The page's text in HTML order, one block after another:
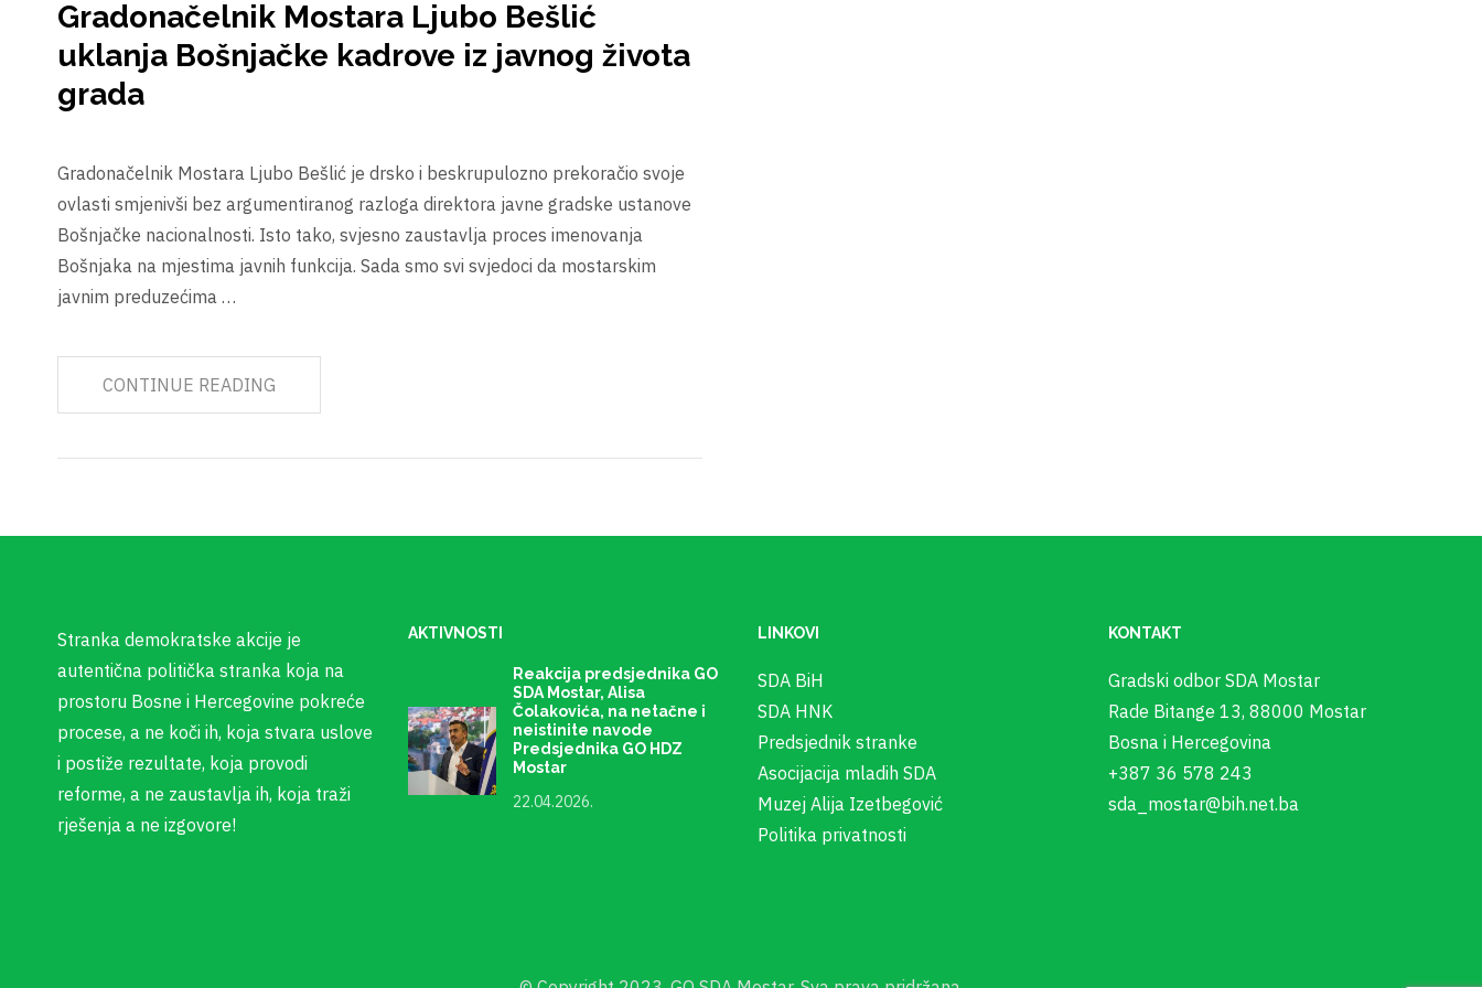
Gradonačelnik Mostara Ljubo Bešlić
uklanja Bošnjačke kadrove iz javnog života
grada
Gradonačelnik Mostara Ljubo Bešlić je drsko i beskrupulozno prekoračio svoje
ovlasti smjenivši bez argumentiranog razloga direktora javne gradske ustanove
Bošnjačke nacionalnosti. Isto tako, svjesno zaustavlja proces imenovanja
Bošnjaka na mjestima javnih funkcija. Sada smo svi svjedoci da mostarskim
javnim preduzećima …
CONTINUE READING
Stranka demokratske akcije je
autentična politička stranka koja na
prostoru Bosne i Hercegovine pokreće
procese, a ne koči ih, koja stvara uslove
i postiže rezultate, koja provodi
reforme, a ne zaustavlja ih, koja traži
rješenja a ne izgovore!
AKTIVNOSTI
Reakcija predsjednika GO
SDA Mostar, Alisa
Čolakovića, na netačne i
neistinite navode
Predsjednika GO HDZ
Mostar
22.04.2026.
LINKOVI
SDA BiH
SDA HNK
Predsjednik stranke
Asocijacija mladih SDA
Muzej Alija Izetbegović
Politika privatnosti
KONTAKT
Gradski odbor SDA Mostar
Rade Bitange 13, 88000 Mostar
Bosna i Hercegovina
+387 36 578 243
sda_mostar@bih.net.ba